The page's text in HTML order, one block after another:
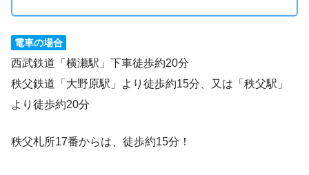
電車の場合
西武鉄道「横瀬駅」下車徒歩約20分
秩父鉄道「大野原駅」より徒歩約15分、又は「秩父駅」
より徒歩約20分
秩父札所17番からは、徒歩約15分！